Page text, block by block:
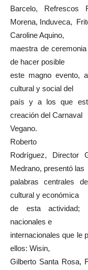
Barcelo, Refrescos
Morena, Induveca,
Caroline Aquino,
maestra de
de hacer posible
este magno evento,
cultural y social del
país y a los que
creación del Carnaval
Vegano.
Roberto
Rodríguez, Director
Medrano, presentó las
palabras centrales
cultural y económica
de esta actividad;
nacionales e
internacionales que le
ellos: Wisin,
Gilberto Santa Rosa,